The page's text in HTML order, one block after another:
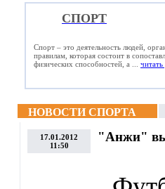
СПОРТ
Спорт – это деятельность людей,
правилам, которая состоит в
физических способностей, а ... читать
НОВОСТИ СПОРТА
17.01.2012
11:50
"Анжи"